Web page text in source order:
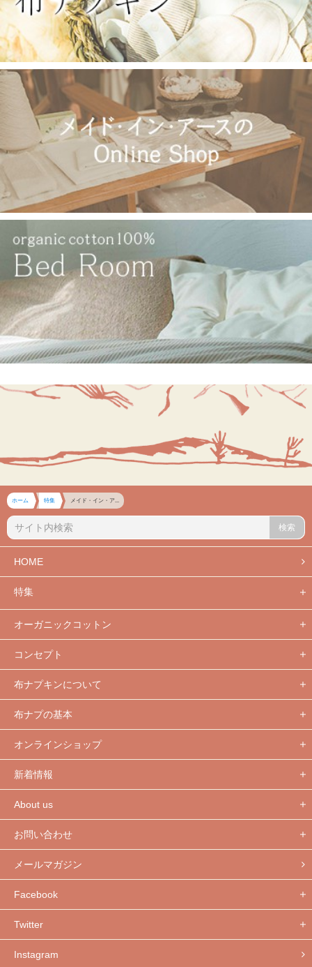
ホーム 特集 メイド・イン・ア...
検索
HOME
特集
オーガニックコットン
コンセプト
布ナプキンについて
布ナプの基本
オンラインショップ
新着情報
About us
お問い合わせ
メールマガジン
Facebook
Twitter
Instagram